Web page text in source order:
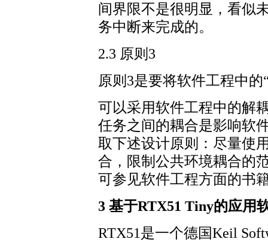
间界限不是很明显，看似
务中断来完成的。
2.3 原则3
原则3是要将软件工程中
可以采用软件工程中的解
任务之间的耦合是影响软
取下述设计原则：尽量使
合，限制公共环境耦合的
可参见软件工程方面的书
3 基于RTX51 Tiny的应用
RTX51是一个德国Keil